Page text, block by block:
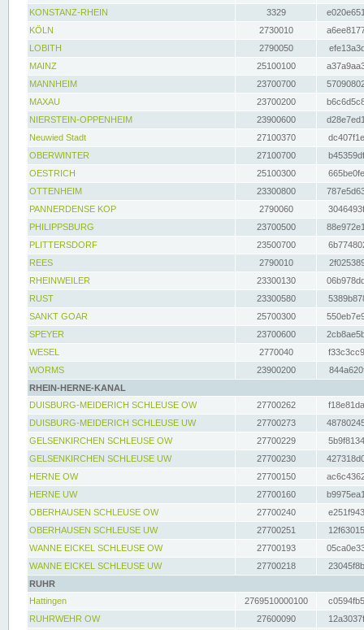
KONSTANZ-RHEIN
3329
KÖLN
2730010
LOBITH
2790050
MAINZ
25100100
MANNHEIM
23700700
MAXAU
23700200
NIERSTEIN-OPPENHEIM
23900600
Neuwied Stadt
27100370
OBERWINTER
27100700
OESTRICH
25100300
OTTENHEIM
23300800
PANNERDENSE KOP
2790060
PHILIPPSBURG
23700500
PLITTERSDORF
23500700
REES
2790010
RHEINWEILER
23300130
RUST
23300580
SANKT GOAR
25700300
SPEYER
23700600
WESEL
2770040
WORMS
23900200
RHEIN-HERNE-KANAL
DUISBURG-MEIDERICH SCHLEUSE OW
27700262
DUISBURG-MEIDERICH SCHLEUSE UW
27700273
GELSENKIRCHEN SCHLEUSE OW
27700229
GELSENKIRCHEN SCHLEUSE UW
27700230
HERNE OW
27700150
HERNE UW
27700160
OBERHAUSEN SCHLEUSE OW
27700240
OBERHAUSEN SCHLEUSE UW
27700251
WANNE EICKEL SCHLEUSE OW
27700193
WANNE EICKEL SCHLEUSE UW
27700218
RUHR
Hattingen
2769510000100
RUHRWEHR OW
27600090